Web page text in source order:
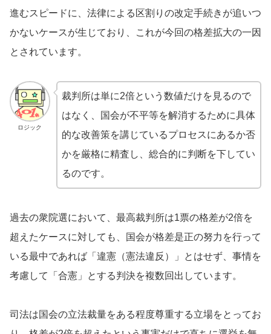
進むスピードに、法律による区割りの改定手続きが追いつ
かないケースが生じており、これが今回の格差拡大の一因
とされています。
ロジック
裁判所は単に2倍という数値だけを見るので
はなく、国会が不平等を解消するために具体
的な改善策を講じているプロセスにあるか否
かを厳格に精査し、総合的に判断を下してい
るのです。
過去の衆院選において、最高裁判所は1票の格差が2倍を
超えたケースに対しても、国会が格差是正の努力を行って
いる最中であれば「違憲（憲法違反）」とはせず、事情を
考慮して「合憲」とする判決を複数回出しています。
司法は国会の立法裁量をある程度尊重する立場をとってお